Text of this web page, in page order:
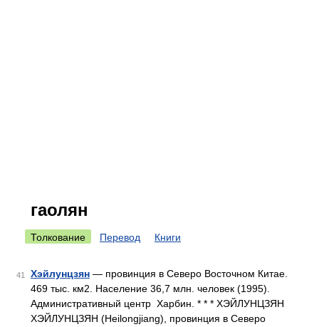
гаолян
Толкование Перевод Книги
41 Хэйлунцзян — провинция в Северо Восточном Китае.
469 тыс. км2. Население 36,7 млн. человек (1995).
Административный центр Харбин. * * * ХЭЙЛУНЦЗЯН
ХЭЙЛУНЦЗЯН (Heilongjiang), провинция в Северо